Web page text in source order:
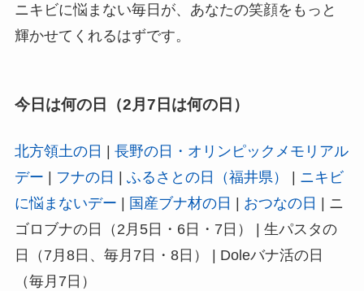
ニキビに悩まない毎日が、あなたの笑顔をもっと
輝かせてくれるはずです。
今日は何の日（2月7日は何の日）
北方領土の日
長野の日・オリンピックメモリアル
デー
フナの日 ふるさとの日（福井県）
ニキビ
に悩まないデー
国産ブナ材の日 おつなの日
| ニ
ゴロブナの日（2月5日・6日・7日） | 生パスタの
日（7月8日、毎月7日・8日） | Doleバナ活の日
（毎月7日）